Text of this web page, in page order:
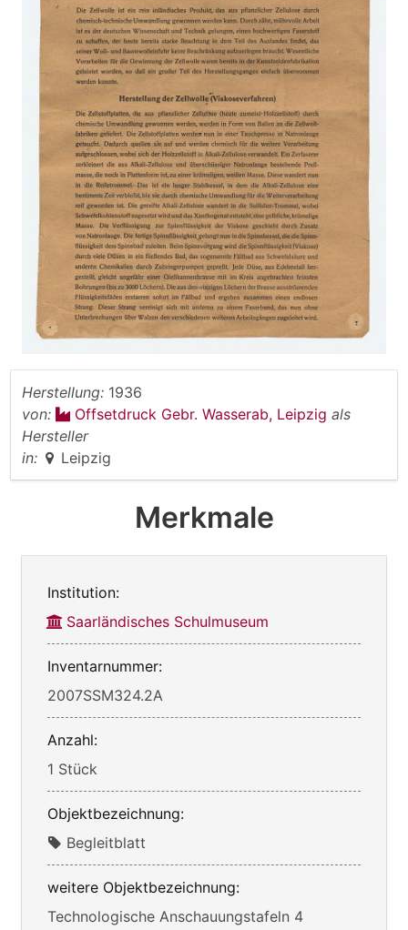
Herstellung: 1936
von:
Offsetdruck Gebr. Wasserab, Leipzig als
Hersteller
in:
Leipzig
Merkmale
Institution:
Saarländisches Schulmuseum
Inventarnummer:
2007SSM324.2A
Anzahl:
1 Stück
Objektbezeichnung:
Begleitblatt
weitere Objektbezeichnung:
Technologische Anschauungstafeln 4